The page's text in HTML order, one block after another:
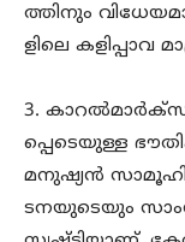
ത്തിനും
ളിലെ കളിപ്പാവ
3.
പ്പെടെയുള്ള
മനുഷ്യൻ
ടനയുടെയും